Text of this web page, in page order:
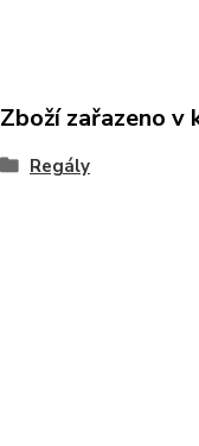
Zboží zařazeno v
Regály